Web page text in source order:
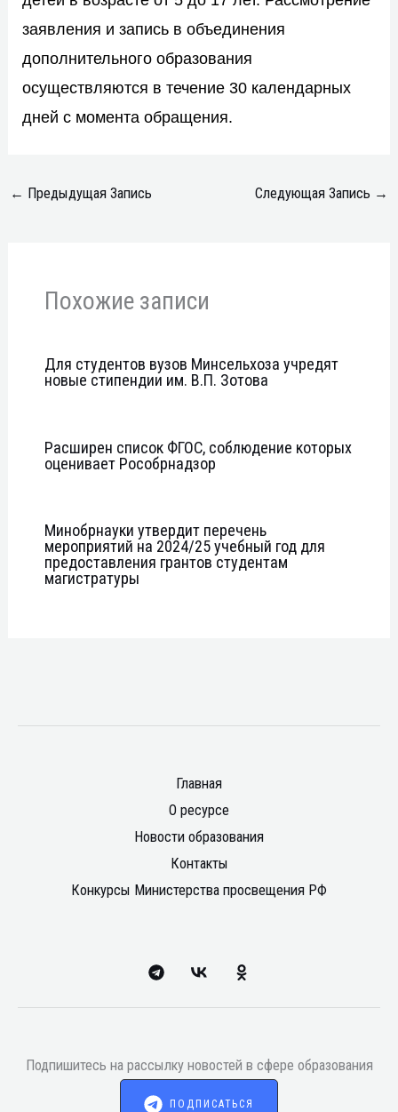
заявления и запись в объединения
дополнительного образования
осуществляются в течение 30 календарных
дней с момента обращения.
← Предыдущая Запись Следующая Запись →
Похожие записи
Для студентов вузов Минсельхоза учредят
новые стипендии им. В.П. Зотова
Расширен список ФГОС, соблюдение которых
оценивает Рособрнадзор
Минобрнауки утвердит перечень
мероприятий на 2024/25 учебный год для
предоставления грантов студентам
магистратуры
Главная
О ресурсе
Новости образования
Контакты
Конкурсы Министерства просвещения РФ
Подпишитесь на рассылку новостей в сфере образования
ПОДПИСАТЬСЯ